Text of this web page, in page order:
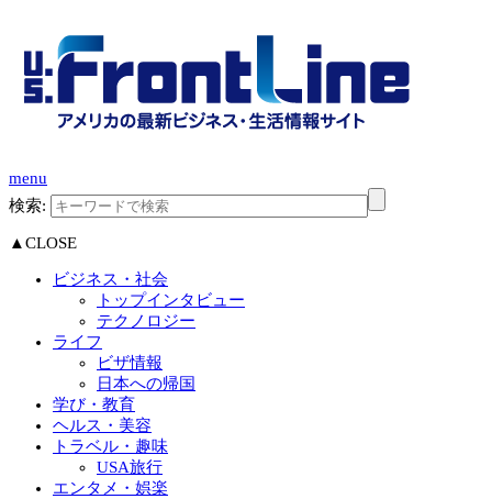
menu
検索:
▲CLOSE
ビジネス・社会
トップインタビュー
テクノロジー
ライフ
ビザ情報
日本への帰国
学び・教育
ヘルス・美容
トラベル・趣味
USA旅行
エンタメ・娯楽